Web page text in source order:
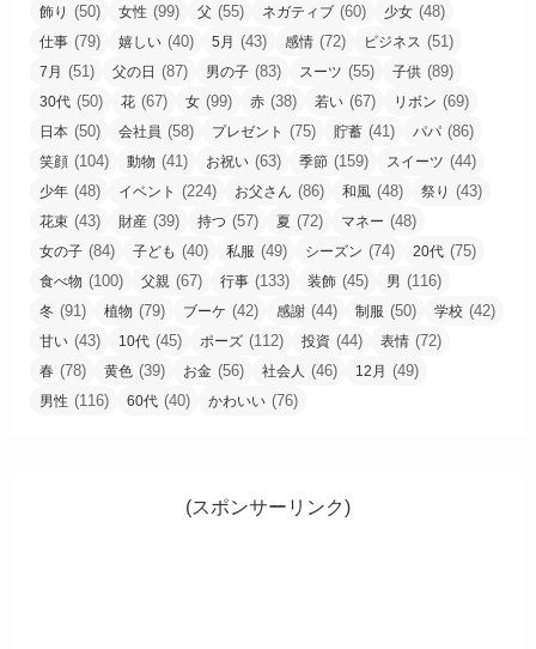
飾り (50) 女性 (99) 父 (55) ネガティブ (60) 少女 (48)
仕事 (79) 嬉しい (40) 5月 (43) 感情 (72) ビジネス (51)
7月 (51) 父の日 (87) 男の子 (83) スーツ (55) 子供 (89)
30代 (50) 花 (67) 女 (99) 赤 (38) 若い (67) リボン (69)
日本 (50) 会社員 (58) プレゼント (75) 貯蓄 (41) パパ (86)
笑顔 (104) 動物 (41) お祝い (63) 季節 (159) スイーツ (44)
少年 (48) イベント (224) お父さん (86) 和風 (48) 祭り (43)
花束 (43) 財産 (39) 持つ (57) 夏 (72) マネー (48)
女の子 (84) 子ども (40) 私服 (49) シーズン (74) 20代 (75)
食べ物 (100) 父親 (67) 行事 (133) 装飾 (45) 男 (116)
冬 (91) 植物 (79) ブーケ (42) 感謝 (44) 制服 (50) 学校 (42)
甘い (43) 10代 (45) ポーズ (112) 投資 (44) 表情 (72)
春 (78) 黄色 (39) お金 (56) 社会人 (46) 12月 (49)
男性 (116) 60代 (40) かわいい (76)
(スポンサーリンク)